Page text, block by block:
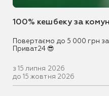
100% кешбеку за
Повертаємо до 5 000 грн
Приват24 😎
з 15 липня 2026
до 15 жовтня 2026